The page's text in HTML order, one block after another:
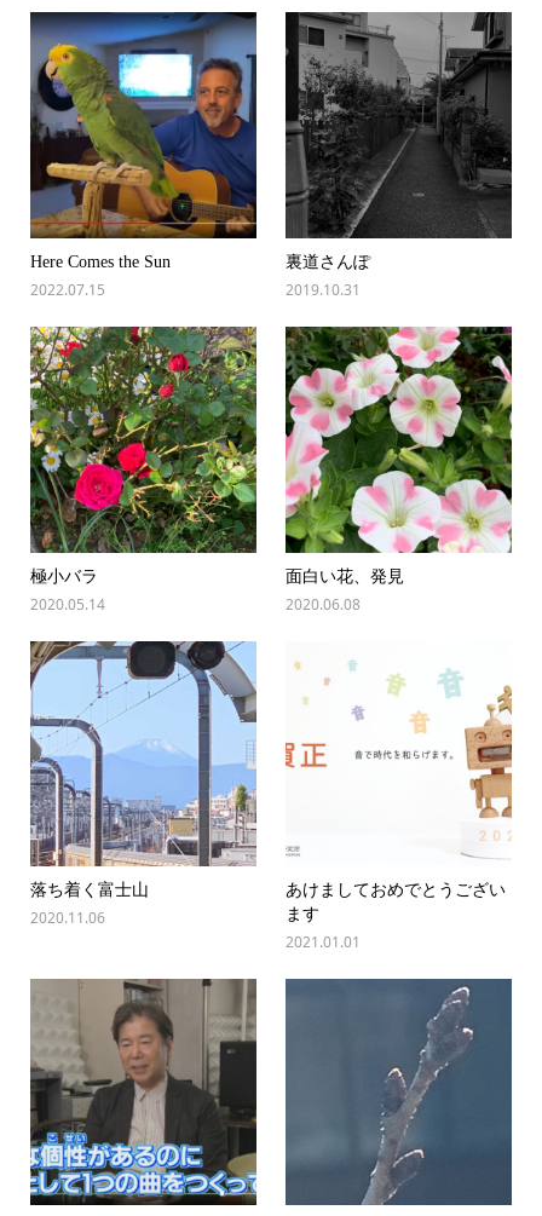
Here Comes the Sun
2022.07.15
裏道さんぽ
2019.10.31
極小バラ
2020.05.14
面白い花、発見
2020.06.08
落ち着く富士山
2020.11.06
あけましておめでとうござい
ます
2021.01.01